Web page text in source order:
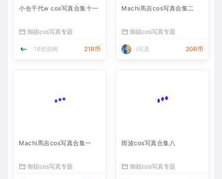
小仓千代w cos写真合集十一
御姐cos写真专题
18资源网 21R币
Machi馬吉cos写真合集二
御姐cos写真专题
i写真 20R币
Machi馬吉cos写真合集一
御姐cos写真专题
雨波cos写真合集八
御姐cos写真专题